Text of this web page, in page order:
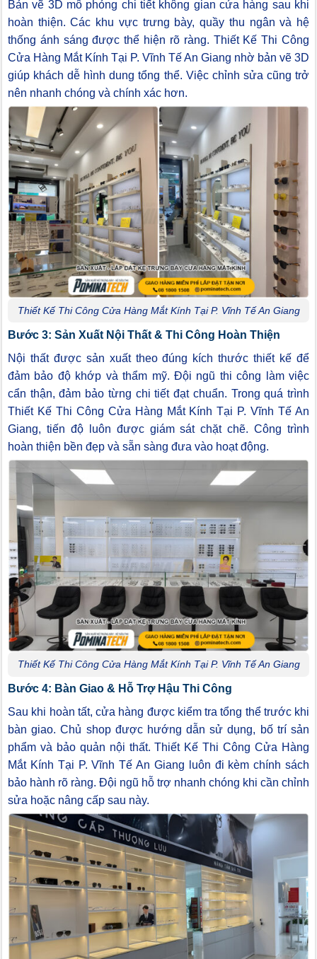
Bản vẽ 3D mô phỏng chi tiết không gian cửa hàng sau khi
hoàn thiện. Các khu vực trưng bày, quầy thu ngân và hệ
thống ánh sáng được thể hiện rõ ràng. Thiết Kế Thi Công
Cửa Hàng Mắt Kính Tại P. Vĩnh Tế An Giang nhờ bản vẽ 3D
giúp khách dễ hình dung tổng thể. Việc chỉnh sửa cũng trở
nên nhanh chóng và chính xác hơn.
Thiết Kế Thi Công Cửa Hàng Mắt Kính Tại P. Vĩnh Tế An Giang
Bước 3: Sản Xuất Nội Thất & Thi Công Hoàn Thiện
Nội thất được sản xuất theo đúng kích thước thiết kế để
đảm bảo độ khớp và thẩm mỹ. Đội ngũ thi công làm việc
cẩn thận, đảm bảo từng chi tiết đạt chuẩn. Trong quá trình
Thiết Kế Thi Công Cửa Hàng Mắt Kính Tại P. Vĩnh Tế An
Giang, tiến độ luôn được giám sát chặt chẽ. Công trình
hoàn thiện bền đẹp và sẵn sàng đưa vào hoạt động.
Thiết Kế Thi Công Cửa Hàng Mắt Kính Tại P. Vĩnh Tế An Giang
Bước 4: Bàn Giao & Hỗ Trợ Hậu Thi Công
Sau khi hoàn tất, cửa hàng được kiểm tra tổng thể trước khi
bàn giao. Chủ shop được hướng dẫn sử dụng, bố trí sản
phẩm và bảo quản nội thất. Thiết Kế Thi Công Cửa Hàng
Mắt Kính Tại P. Vĩnh Tế An Giang luôn đi kèm chính sách
bảo hành rõ ràng. Đội ngũ hỗ trợ nhanh chóng khi cần chỉnh
sửa hoặc nâng cấp sau này.